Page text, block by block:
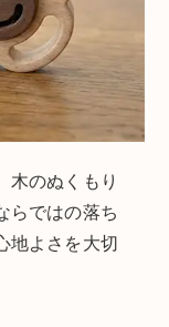
木のぬくもり
らではの落ち
地よさを大切